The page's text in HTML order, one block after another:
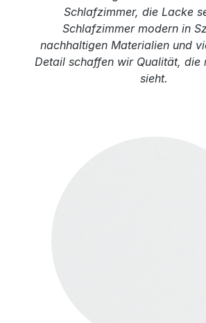
Schlafzimmer, die Lacke
Schlafzimmer modern in
nachhaltigen Materialien und
Detail schaffen wir Qualität, die
sieht.